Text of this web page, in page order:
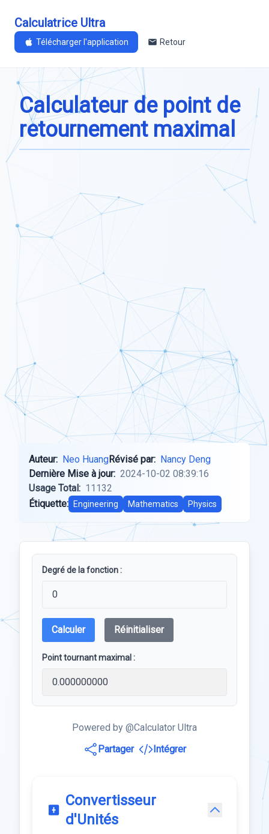
Calculatrice Ultra
Télécharger l'application Retour
Calculateur de point de
retournement maximal
Auteur: Neo HuangRévisé par: Nancy Deng
Dernière Mise à jour: 2024-10-02 08:39:16
Usage Total: 11132
Étiquette:
Engineering Mathematics Physics
Degré de la fonction :
Calculer Réinitialiser
Point tournant maximal :
Powered by @Calculator Ultra
Partager
Intégrer
Convertisseur
d'Unités